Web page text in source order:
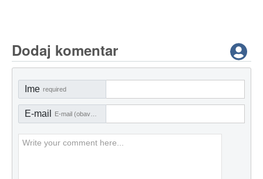
Dodaj komentar
Ime required
E-mail E-mail (obavezno)